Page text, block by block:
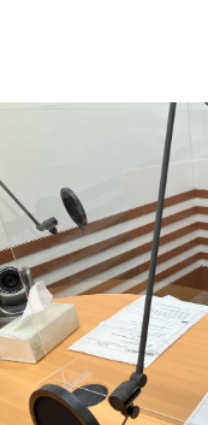
イベント・グ
YouTube
会社情報